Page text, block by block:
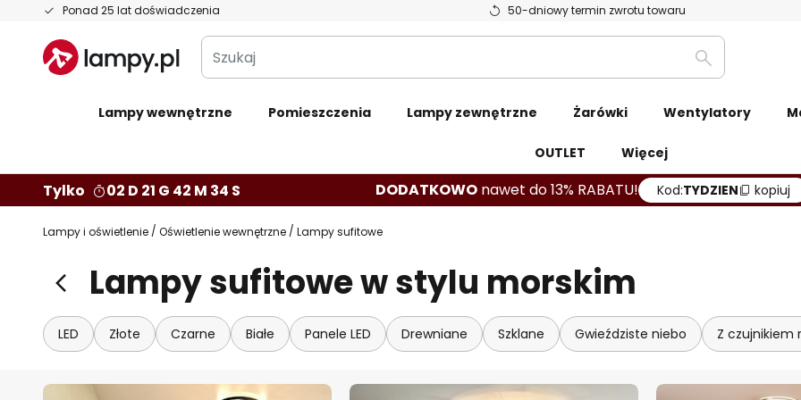
Ponad 25 lat doświadczenia 50-dniowy termin zwrotu towaru
Przejdź
treści
Szukaj
Szukaj
Lampy wewnętrzne Pomieszczenia Lampy zewnętrzne Żarówki Wentylatory
OUTLET Więcej
Tylko 02 D 21 G 42 M 33 S DODATKOWO nawet do 13% RABATU! Kod:TYDZIEN kopiuj
Lampy i oświetlenie Oświetlenie wewnętrzne Lampy sufitowe
Lampy sufitowe w stylu morskim
LED Złote Czarne Białe Panele LED Drewniane Szklane Gwieździste niebo Z czujnikiem